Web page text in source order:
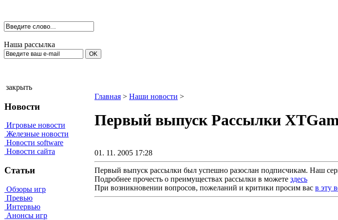
Наша рассылка
закрыть
Новости
Игровые новости
Железные новости
Новости software
Новости сайта
Статьи
Обзоры игр
Превью
Интервью
Анонсы игр
Главная > Наши новости >
Первый выпуск Рассылки
01. 11. 2005 17:28
Первый выпуск рассылки был успешно разослан подписчикам. Наш
Подробнее прочесть о преимуществах рассылки в можете здесь
При возникновении вопросов, пожеланий и критики просим вас в эту